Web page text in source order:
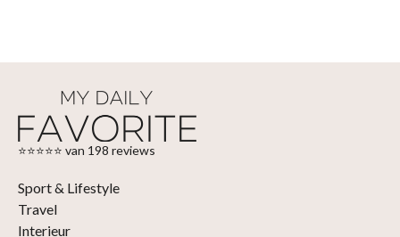
⭐⭐⭐⭐⭐ van 198 reviews
Sport & Lifestyle
Travel
Interieur